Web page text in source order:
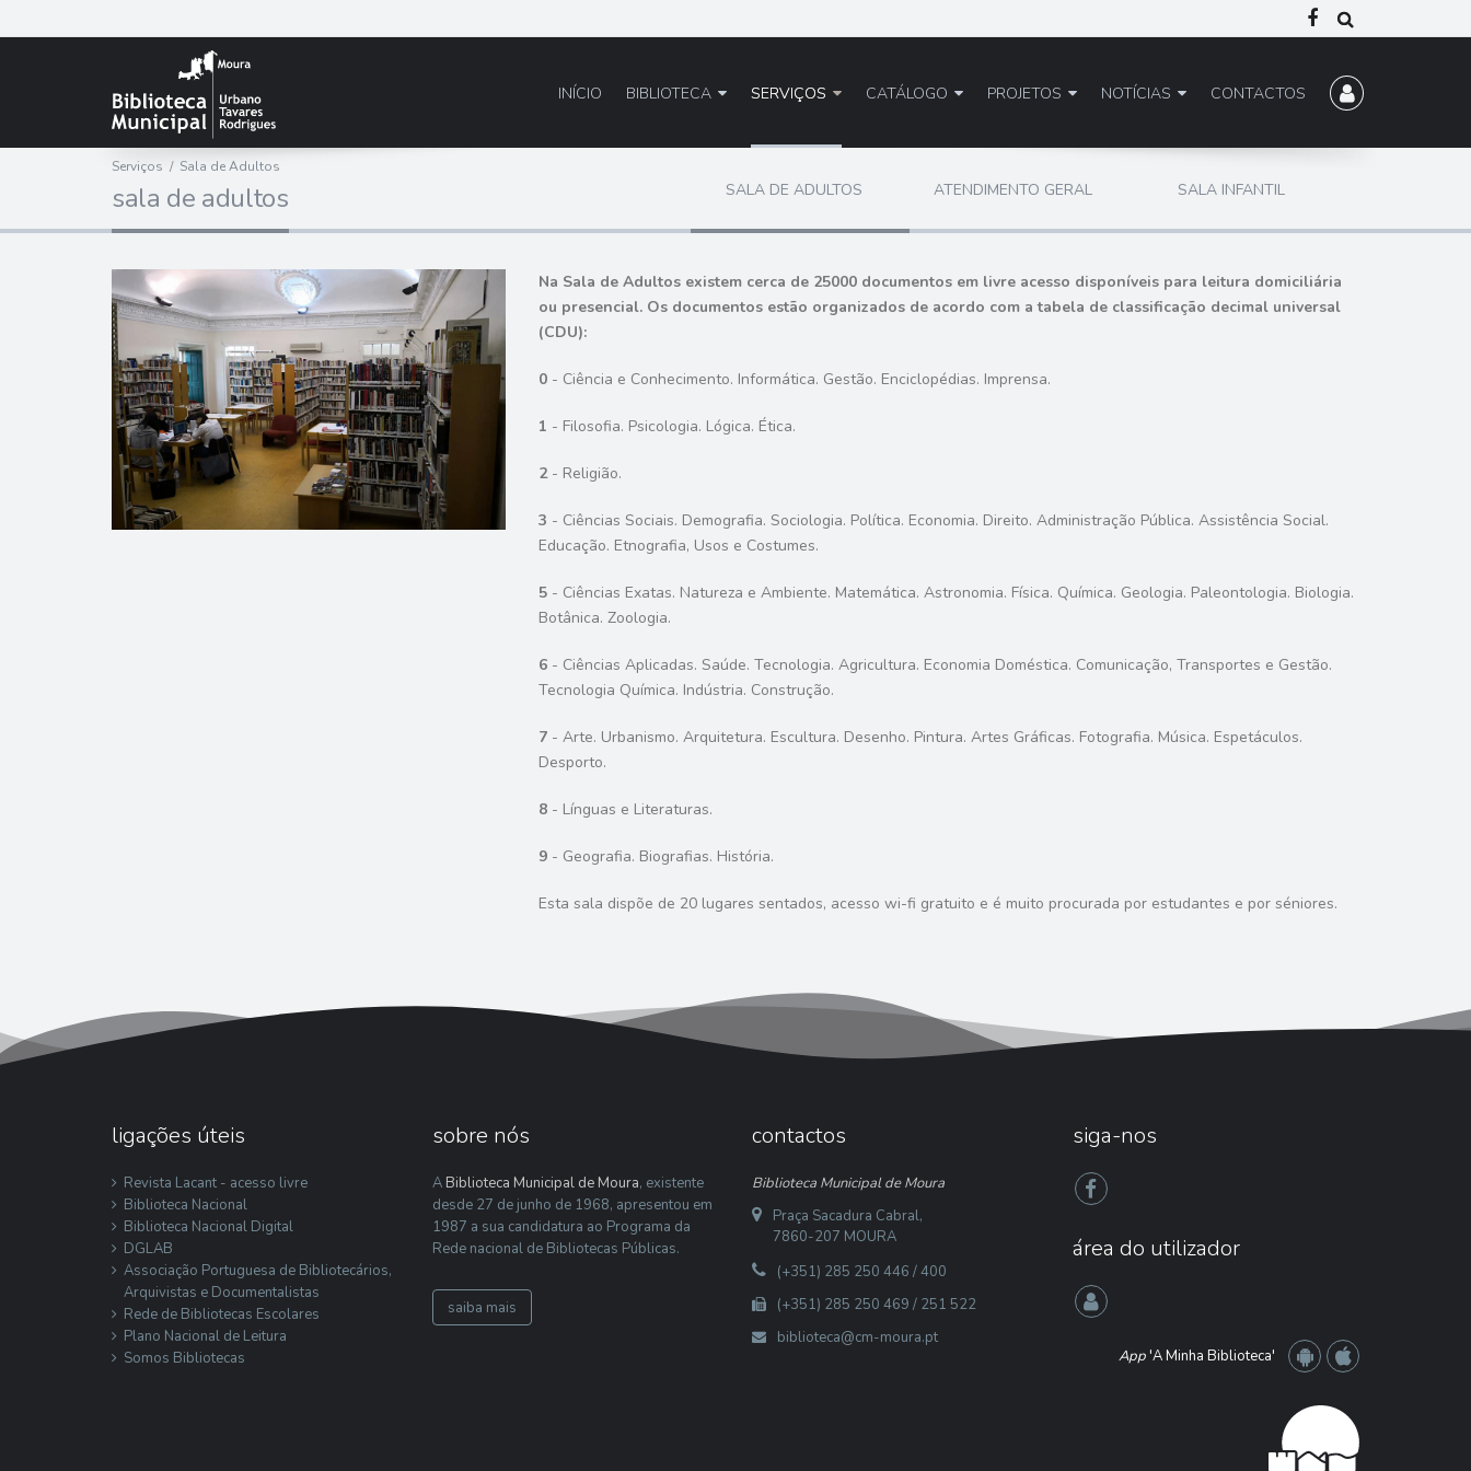
INÍCIO BIBLIOTECA SERVIÇOS CATÁLOGO PROJETOS NOTÍCIAS CONTACTOS
Serviços / Sala de Adultos
sala de adultos SALA DE ADULTOS ATENDIMENTO GERAL SALA INFANTIL
Na Sala de Adultos existem cerca de 25000 documentos em livre acesso disponíveis para leitura domiciliária
ou presencial. Os documentos estão organizados de acordo com a tabela de classificação decimal universal
(CDU):
0 - Ciência e Conhecimento. Informática. Gestão. Enciclopédias. Imprensa.
1 - Filosofia. Psicologia. Lógica. Ética.
2- Religião.
3 - Ciências Sociais. Demografia. Sociologia. Política. Economia. Direito. Administração Pública. Assistência Social.
Educação. Etnografia, Usos e Costumes.
5 - Ciências Exatas. Natureza e Ambiente. Matemática. Astronomia. Física. Química. Geologia. Paleontologia. Biologia.
Botânica. Zoologia.
6 - Ciências Aplicadas. Saúde. Tecnologia. Agricultura. Economia Doméstica. Comunicação, Transportes e Gestão.
Tecnologia Química. Indústria. Construção.
7 - Arte. Urbanismo. Arquitetura. Escultura. Desenho. Pintura. Artes Gráficas. Fotografia. Música. Espetáculos.
Desporto.
8 - Línguas e Literaturas.
9 - Geografia. Biografias. História.
Esta sala dispõe de 20 lugares sentados, acesso wi-fi gratuito e é muito procurada por estudantes e por séniores.
ligações úteis
Revista Lacant - acesso livre
Biblioteca Nacional
Biblioteca Nacional Digital
DGLAB
Associação Portuguesa de Bibliotecários,
Arquivistas e Documentalistas
Rede de Bibliotecas Escolares
Plano Nacional de Leitura
Somos Bibliotecas
sobre nós
A Biblioteca Municipal de Moura, existente
desde 27 de junho de 1968, apresentou em
1987 a sua candidatura ao Programa da
Rede nacional de Bibliotecas Públicas.
saiba mais
contactos
Biblioteca Municipal de Moura
Praça Sacadura Cabral,
7860-207 MOURA
(+351) 285 250 446 / 400
(+351) 285 250 469 / 251 522
biblioteca@cm-moura.pt
siga-nos
área do utilizador
App'A Minha Biblioteca'